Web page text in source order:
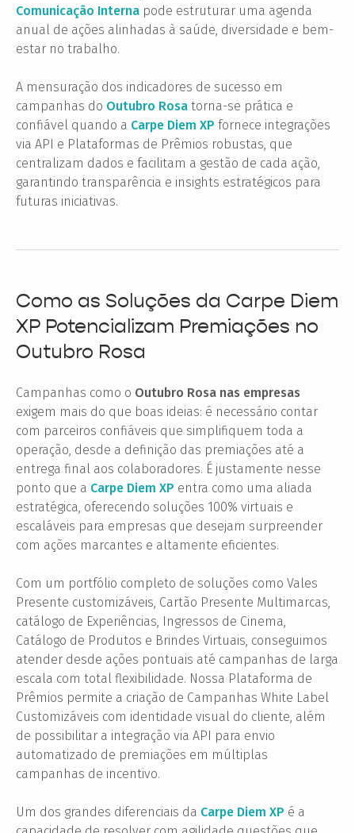
Comunicação Interna pode estruturar uma agenda
anual de ações alinhadas à saúde, diversidade e bem-
estar no trabalho.
A mensuração dos indicadores de sucesso em
campanhas do Outubro Rosa torna-se prática e
confiável quando a Carpe Diem XP fornece integrações
via API e Plataformas de Prêmios robustas, que
centralizam dados e facilitam a gestão de cada ação,
garantindo transparência e insights estratégicos para
futuras iniciativas.
Como as Soluções da Carpe Diem
XP Potencializam Premiações no
Outubro Rosa
Campanhas como o Outubro Rosa nas empresas
exigem mais do que boas ideias: é necessário contar
com parceiros confiáveis que simplifiquem toda a
operação, desde a definição das premiações até a
entrega final aos colaboradores. É justamente nesse
ponto que a Carpe Diem XP entra como uma aliada
estratégica, oferecendo soluções 100% virtuais e
escaláveis para empresas que desejam surpreender
com ações marcantes e altamente eficientes.
Com um portfólio completo de soluções como Vales
Presente customizáveis, Cartão Presente Multimarcas,
catálogo de Experiências, Ingressos de Cinema,
Catálogo de Produtos e Brindes Virtuais, conseguimos
atender desde ações pontuais até campanhas de larga
escala com total flexibilidade. Nossa Plataforma de
Prêmios permite a criação de Campanhas White Label
Customizáveis com identidade visual do cliente, além
de possibilitar a integração via API para envio
automatizado de premiações em múltiplas
campanhas de incentivo.
Um dos grandes diferenciais da Carpe Diem XP é a